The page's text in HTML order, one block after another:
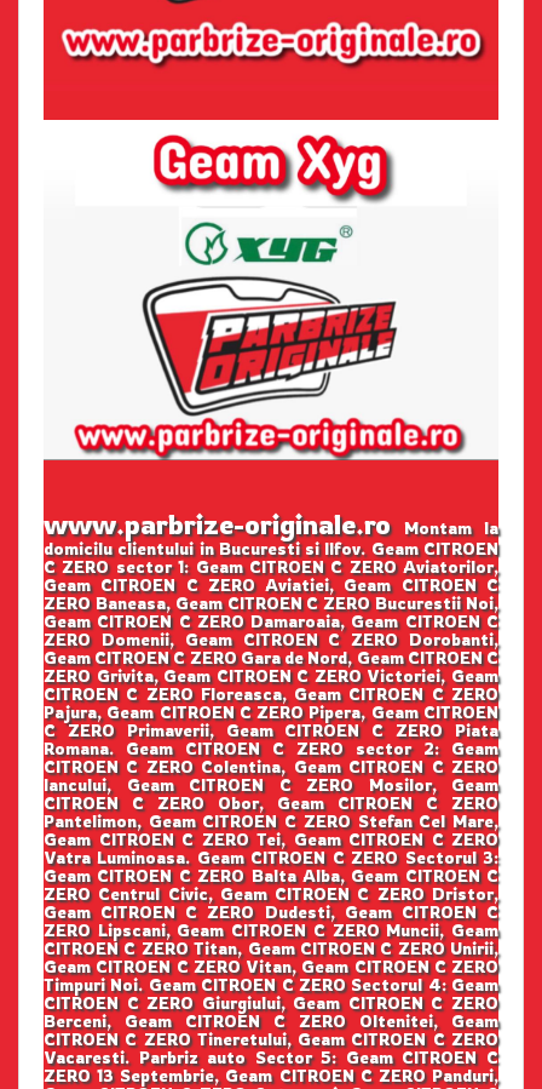
www.parbrize-originale.roMontam la
domicilu clientului in Bucuresti si Ilfov. Geam CITROEN
C ZERO sector 1: Geam CITROEN C ZERO Aviatorilor,
Geam CITROEN C ZERO Aviatiei, Geam CITROEN C
ZERO Baneasa, Geam CITROEN C ZERO Bucurestii Noi,
Geam CITROEN C ZERO Damaroaia, Geam CITROEN C
ZERO Domenii, Geam CITROEN C ZERO Dorobanti,
Geam CITROEN C ZERO Gara de Nord, Geam CITROEN C
ZERO Grivita, Geam CITROEN C ZERO Victoriei, Geam
CITROEN C ZERO Floreasca, Geam CITROEN C ZERO
Pajura, Geam CITROEN C ZERO Pipera, Geam CITROEN
C ZERO Primaverii, Geam CITROEN C ZERO Piata
Romana. Geam CITROEN C ZERO sector 2: Geam
CITROEN C ZERO Colentina, Geam CITROEN C ZERO
Iancului, Geam CITROEN C ZERO Mosilor, Geam
CITROEN C ZERO Obor, Geam CITROEN C ZERO
Pantelimon, Geam CITROEN C ZERO Stefan Cel Mare,
Geam CITROEN C ZERO Tei, Geam CITROEN C ZERO
Vatra Luminoasa. Geam CITROEN C ZERO Sectorul 3:
Geam CITROEN C ZERO Balta Alba, Geam CITROEN C
ZERO Centrul Civic, Geam CITROEN C ZERO Dristor,
Geam CITROEN C ZERO Dudesti, Geam CITROEN C
ZERO Lipscani, Geam CITROEN C ZERO Muncii, Geam
CITROEN C ZERO Titan, Geam CITROEN C ZERO Unirii,
Geam CITROEN C ZERO Vitan, Geam CITROEN C ZERO
Timpuri Noi. Geam CITROEN C ZERO Sectorul 4: Geam
CITROEN C ZERO Giurgiului, Geam CITROEN C ZERO
Berceni, Geam CITROEN C ZERO Oltenitei, Geam
CITROEN C ZERO Tineretului, Geam CITROEN C ZERO
Vacaresti. Parbriz auto Sector 5: Geam CITROEN C
ZERO 13 Septembrie, Geam CITROEN C ZERO Panduri,